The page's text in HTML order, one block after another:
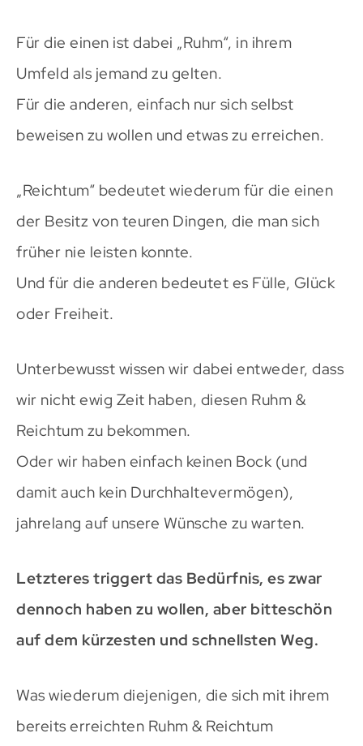
Für die einen ist dabei „Ruhm“, in ihrem
Umfeld als jemand zu gelten.
Für die anderen, einfach nur sich selbst
beweisen zu wollen und etwas zu erreichen.
„Reichtum“ bedeutet wiederum für die einen
der Besitz von teuren Dingen, die man sich
früher nie leisten konnte.
Und für die anderen bedeutet es Fülle, Glück
oder Freiheit.
Unterbewusst wissen wir dabei entweder, dass
wir nicht ewig Zeit haben, diesen Ruhm &
Reichtum zu bekommen.
Oder wir haben einfach keinen Bock (und
damit auch kein Durchhaltevermögen),
jahrelang auf unsere Wünsche zu warten.
Letzteres triggert das Bedürfnis, es zwar
dennoch haben zu wollen, aber bitteschön
auf dem kürzesten und schnellsten Weg.
Was wiederum diejenigen, die sich mit ihrem
bereits erreichten Ruhm & Reichtum